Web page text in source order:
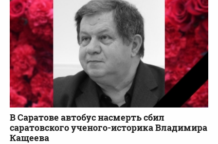
В Саратове автобус насмерть сбил
саратовского ученого-историка Владимира
Кащеева